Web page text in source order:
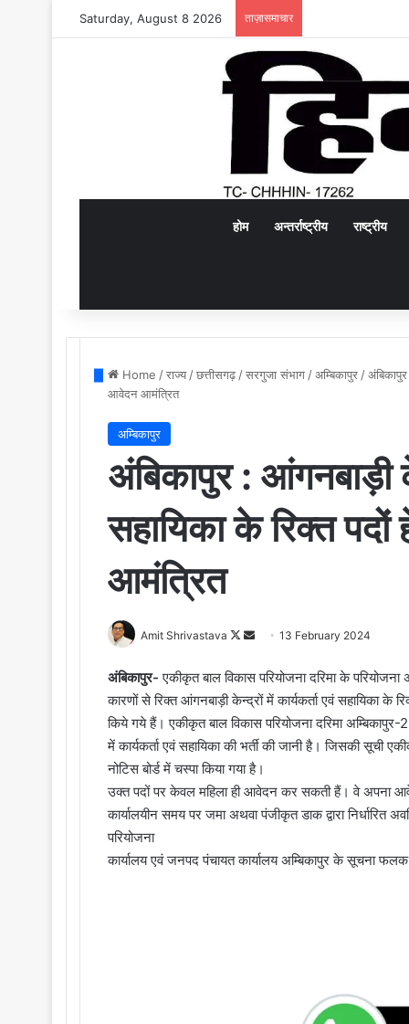
Saturday, August 8 2026 ताज़ासमाचार
होम अन्तर्राष्ट्रीय राष्ट्रीय
Home /राज्य/छत्तीसगढ़/सरगुजा संभाग/अम्बिकापुर/
आवेदन आमंत्रित
अम्बिकापुर
अंबिकापुर : आंगनबाड़ी
सहायिका के रिक्त
आमंत्रित
Amit Shrivastava
F
l
l
o
w
o
n
X
n
d
a
n
e
m
a
l
13 February 2024
अंबिकापुर- एकीकृत बाल विकास परियोजना दरिमा के
कारणों से रिक्त आंगनबाड़ी केन्द्रों में कार्यकर्ता एवं सहायिका
किये गये हैं। एकीकृत बाल विकास परियोजना दरिमा
में कार्यकर्ता एवं सहायिका की भर्ती की जानी है। जिसकी सूची
नोटिस बोर्ड में चस्पा किया गया है।
उक्त पदों पर केवल महिला ही आवेदन कर सकती हैं। वे अपना
कार्यालयीन समय पर जमा अथवा पंजीकृत डाक द्वारा
परियोजना
कार्यालय एवं जनपद पंचायत कार्यालय अम्बिकापुर के सूचना